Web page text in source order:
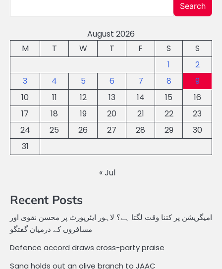
Search
August 2026
M
T W T F S
S
1
2
3
4 5 6 7 8
9
10
11 12 13 14 15
16
17
18 19 20 21 22
23
24
25 26 27 28 29
30
31
« Jul
Recent Posts
امیگریشن پر کتنا وقت لگتا ہے؟ لاہور ایئرپورٹ پر محسن نقوی اور
مسافروں کے درمیان گفتگو
Defence accord draws cross-party praise
Sana holds out an olive branch to JAAC